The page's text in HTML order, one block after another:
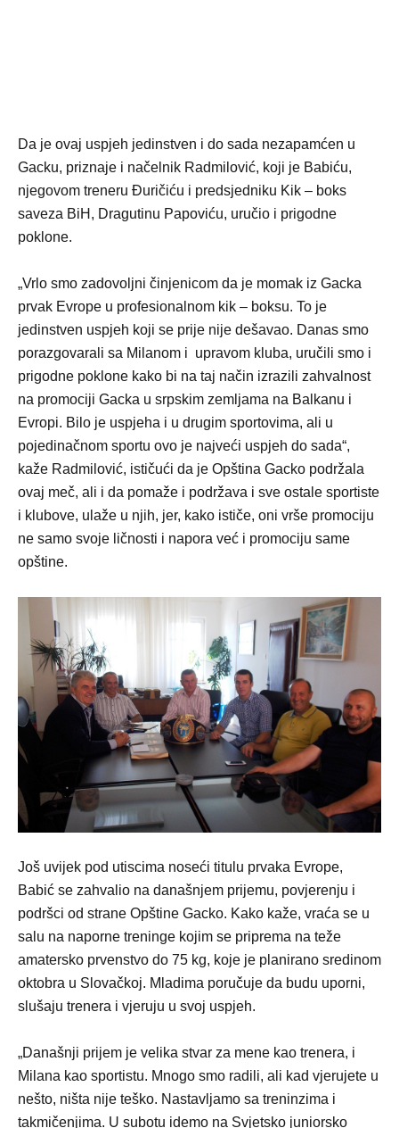
Da je ovaj uspjeh jedinstven i do sada nezapamćen u
Gacku, priznaje i načelnik Radmilović, koji je Babiću,
njegovom treneru Đuričiću i predsjedniku Kik – boks
saveza BiH, Dragutinu Papoviću, uručio i prigodne
poklone.
„Vrlo smo zadovoljni činjenicom da je momak iz Gacka
prvak Evrope u profesionalnom kik – boksu. To je
jedinstven uspjeh koji se prije nije dešavao. Danas smo
porazgovarali sa Milanom i upravom kluba, uručili smo i
prigodne poklone kako bi na taj način izrazili zahvalnost
na promociji Gacka u srpskim zemljama na Balkanu i
Evropi. Bilo je uspjeha i u drugim sportovima, ali u
pojedinačnom sportu ovo je najveći uspjeh do sada“,
kaže Radmilović, ističući da je Opština Gacko podržala
ovaj meč, ali i da pomaže i podržava i sve ostale sportiste
i klubove, ulaže u njih, jer, kako ističe, oni vrše promociju
ne samo svoje ličnosti i napora već i promociju same
opštine.
Još uvijek pod utiscima noseći titulu prvaka Evrope,
Babić se zahvalio na današnjem prijemu, povjerenju i
podršci od strane Opštine Gacko. Kako kaže, vraća se u
salu na naporne treninge kojim se priprema na teže
amatersko prvenstvo do 75 kg, koje je planirano sredinom
oktobra u Slovačkoj. Mladima poručuje da budu uporni,
slušaju trenera i vjeruju u svoj uspjeh.
„Današnji prijem je velika stvar za mene kao trenera, i
Milana kao sportistu. Mnogo smo radili, ali kad vjerujete u
nešto, ništa nije teško. Nastavljamo sa treninzima i
takmičenjima. U subotu idemo na Svjetsko juniorsko